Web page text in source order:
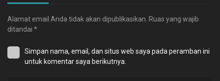
Alamat email Anda tidak akan dipublikasikan. Ruas yang wajib
ditandai *
Simpan nama, email, dan situs web saya pada peramban ini
untuk komentar saya berikutnya.